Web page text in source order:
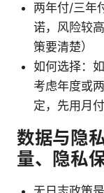
两年付/三年
诺，风险较
策要清楚）
如何选择：
考虑年度或
定，先用月
数据与隐
量、隐私